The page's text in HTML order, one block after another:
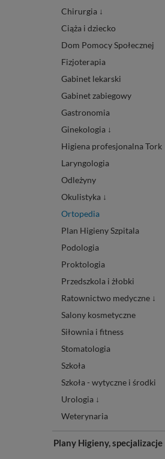
Chirurgia ↓
Ciąża i dziecko
Dom Pomocy Społecznej
Fizjoterapia
Gabinet lekarski
Gabinet zabiegowy
Gastronomia
Ginekologia ↓
Higiena profesjonalna Tork
Laryngologia
Odleżyny
Okulistyka ↓
Ortopedia
Plan Higieny Szpitala
Podologia
Proktologia
Przedszkola i żłobki
Ratownictwo medyczne ↓
Salony kosmetyczne
Siłownia i fitness
Stomatologia
Szkoła
Szkoła - wytyczne i środki
Urologia ↓
Weterynaria
Plany Higieny, specjalizacje